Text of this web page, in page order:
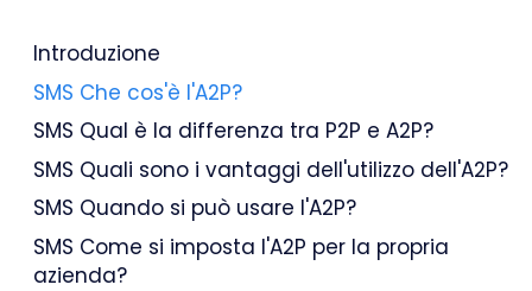
Introduzione
SMS Che cos'è l'A2P?
SMS Qual è la differenza tra P2P e A2P?
SMS Quali sono i vantaggi dell'utilizzo dell'A2P?
SMS Quando si può usare l'A2P?
SMS Come si imposta l'A2P per la propria
azienda?